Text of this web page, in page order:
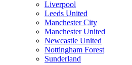
Liverpool
Leeds United
Manchester City
Manchester United
Newcastle United
Nottingham Forest
Sunderland